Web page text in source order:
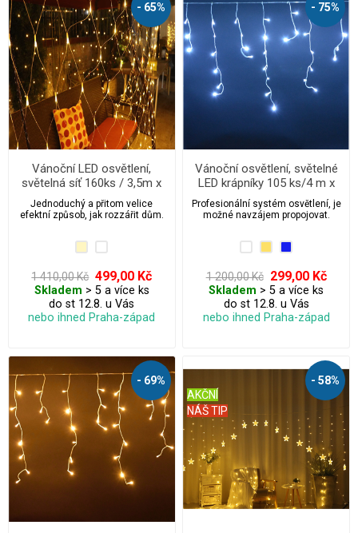
- 65%
Vánoční LED osvětlení,
světelná síť 160ks / 3,5m x
1m s flash efektem,
propojovatelná
Jednoduchý a přitom velice
efektní způsob, jak rozzářit dům.
1 410,00 Kč 499,00 Kč
Skladem > 5 a více ks
do st 12.8. u Vás
nebo ihned Praha-západ
- 75%
Vánoční osvětlení, světelné
LED krápníky 105 ks/4 m x
0,8m
Profesionální systém osvětlení, je
možné navzájem propojovat.
1 200,00 Kč 299,00 Kč
Skladem > 5 a více ks
do st 12.8. u Vás
nebo ihned Praha-západ
- 69% - 58%
NÁŠ TIP
AKČNÍ